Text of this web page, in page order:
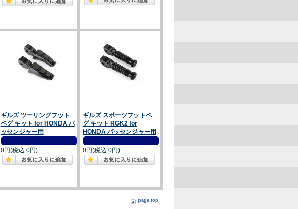
ギルズ ツーリングフット
ペグ キット for HONDA パ
ッセンジャー用
0円(税込 0円)
ギルズ スポーツフットペ
グ キット RGK2 for
HONDA パッセンジャー用
0円(税込 0円)
page top